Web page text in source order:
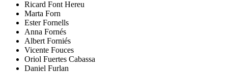
Ricard Font Hereu
Marta Forn
Ester Fornells
Anna Fornés
Albert Forniés
Vicente Fouces
Oriol Fuertes Cabassa
Daniel Furlan